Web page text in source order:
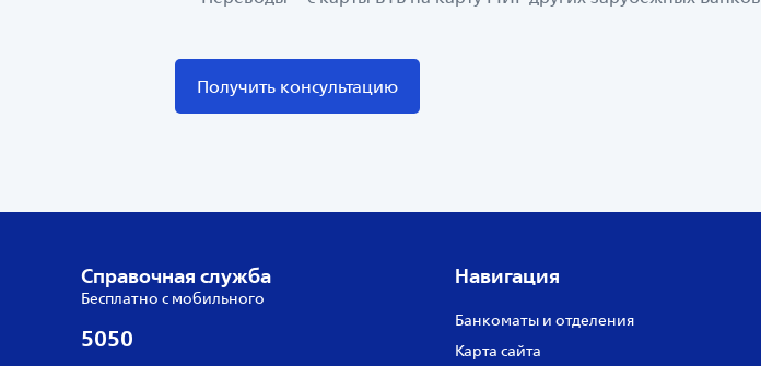
Получить консультацию
Справочная служба
Бесплатно с мобильного
5050
Навигация
Банкоматы и отделения
Карта сайта